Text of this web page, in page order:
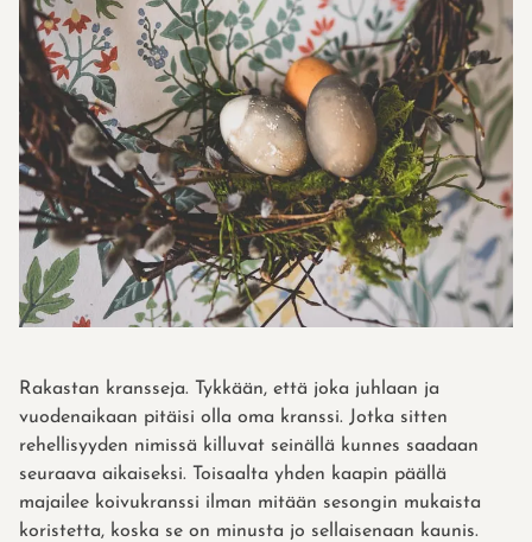
Rakastan kransseja. Tykkään, että joka juhlaan ja
vuodenaikaan pitäisi olla oma kranssi. Jotka sitten
rehellisyyden nimissä killuvat seinällä kunnes saadaan
seuraava aikaiseksi. Toisaalta yhden kaapin päällä
majailee koivukranssi ilman mitään sesongin mukaista
koristetta, koska se on minusta jo sellaisenaan kaunis.